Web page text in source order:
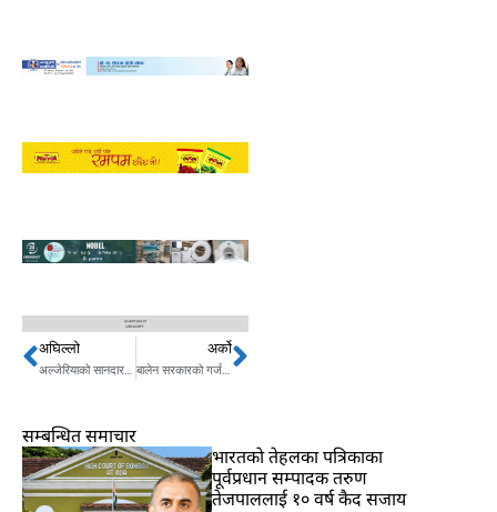
Prev
अघिल्लो अर्को
बालेन सरकारको गर्जनः भ्रष्टाचारका तीन ठूला काण्ड खुले Next
सम्बन्धित समाचार
भारतकाे तेहलका पत्रिकाका
पूर्वप्रधान सम्पादक तरुण
तेजपाललाई १० वर्ष कैद सजाय